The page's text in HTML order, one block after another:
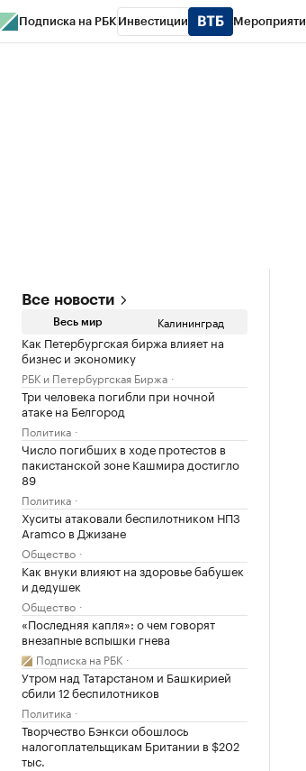
Подписка на РБК Инвестиции
Все новости
Весь мир Калининград
Как Петербургская биржа влияет на
бизнес и экономику
РБК и Петербургская Биржа
Три человека погибли при ночной
атаке на Белгород
Политика
Число погибших в ходе протестов в
пакистанской зоне Кашмира достигло
89
Политика
Хуситы атаковали беспилотником НПЗ
Aramco в Джизане
Общество
Как внуки влияют на здоровье бабушек
и дедушек
Общество
«Последняя капля»: о чем говорят
внезапные вспышки гнева
Подписка на РБК
Утром над Татарстаном и Башкирией
сбили 12 беспилотников
Политика
Творчество Бэнкси обошлось
налогоплательщикам Британии в $202
тыс.